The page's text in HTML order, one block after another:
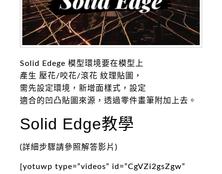
Solid Edege 模型環境要在模型上
產生 壓花/咬花/滾花 紋理貼圖，
需先設定環境，新增面樣式，設定
適合的凹凸貼圖來源，透過零件畫筆附加上去。
Solid Edge教學
(詳細步驟請參照解答影片)
[yotuwp type=”videos” id=”CgVZi2gsZgw”